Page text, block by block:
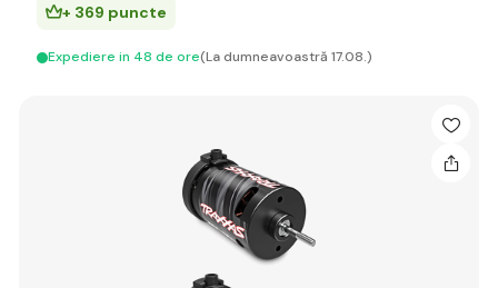
+ 369 puncte
Expediere in 48 de ore(La dumneavoastră 17.08.)